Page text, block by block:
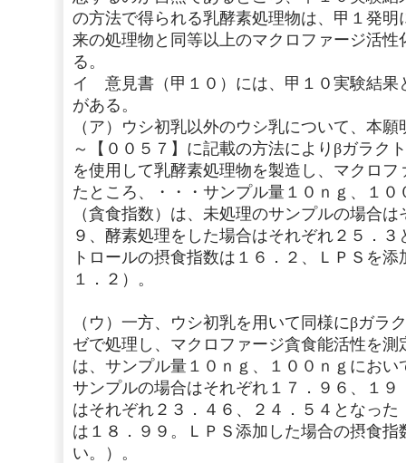
の方法で得られる乳酵素処理物は、甲１発
来の処理物と同等以上のマクロファージ活性
る。
イ 意見書（甲１０）には、甲１０実験結果
がある。
（ア）ウシ初乳以外のウシ乳について、本
～【００５７】に記載の方法によりβガラク
を使用して乳酵素処理物を製造し、マクロ
たところ、・・・サンプル量１０ｎｇ、１
（貪食指数）は、未処理のサンプルの場合
９、酵素処理をした場合はそれぞれ２５．
トロールの摂食指数は１６．２、ＬＰＳを
１．２）。
（ウ）一方、ウシ初乳を用いて同様にβガラ
ゼで処理し、マクロファージ貪食能活性を
は、サンプル量１０ｎｇ、１００ｎｇにお
サンプルの場合はそれぞれ１７．９６、１
はそれぞれ２３．４６、２４．５４となっ
は１８．９９。ＬＰＳ添加した場合の摂食指
い。）。